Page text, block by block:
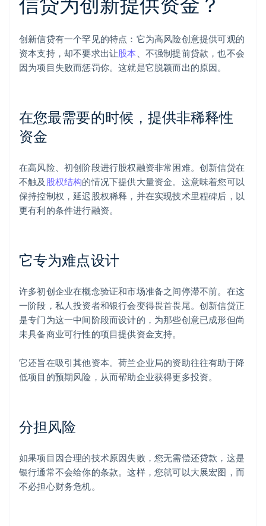
创新信贷有一个罕见的特点：它为高风险创意提供可观的
资本支持，却不要求出让股本 、不强制提前贷款，也不会
因为项目失败而惩罚你。这就是它脱颖而出的原因。
在您最需要的时候，提供非稀释性
资金
在高风险、初创阶段进行股权融资非常困难。创新信贷在
不触及 股权结构的情况下提供大量资金。这意味着您可以
保持控制权，延迟股权稀释，并在实现技术里程碑后，以
更有利的条件进行融资。
它专为难点设计
许多初创企业在概念验证和市场准备之间停滞不前。在这
一阶段，私人投资者和银行会变得畏首畏尾。创新信贷正
是专门为这一中间阶段而设计的，为那些创意已成形但尚
未具备商业可行性的项目提供资金支持。
它还旨在吸引其他资本。荷兰企业局的资助往往有助于降
低项目的预期风险，从而帮助企业获得更多投资。
分担风险
如果项目因合理的技术原因失败，您无需偿还贷款，这是
银行通常不会给你的条款。这样，您就可以大展宏图，而
不必担心财务危机。